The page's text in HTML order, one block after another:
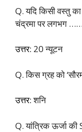
Q. यदि किसी वस्तु
चंद्रमा पर लगभग
उत्तर: 20 न्यूटन
Q. किस ग्रह को
उत्तर:शनि
Q. यांत्रिक ऊर्जा की